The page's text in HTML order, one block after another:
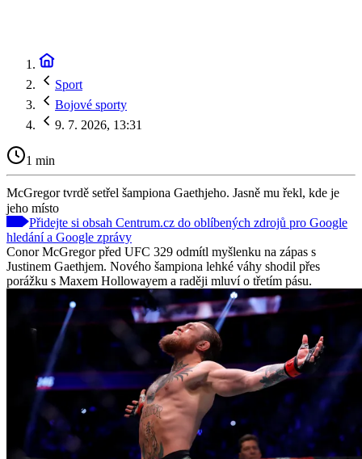
Sport
Bojové sporty
9. 7. 2026, 13:31
1 min
McGregor tvrdě setřel šampiona Gaethjeho. Jasně mu řekl, kde je
jeho místo
Přidejte si obsah Centrum.cz do oblíbených zdrojů pro Google
hledání a Google zprávy
Conor McGregor před UFC 329 odmítl myšlenku na zápas s
Justinem Gaethjem. Nového šampiona lehké váhy shodil přes
porážku s Maxem Hollowayem a raději mluví o třetím pásu.